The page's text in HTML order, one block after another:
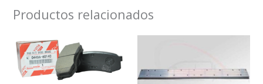
Productos relacionados